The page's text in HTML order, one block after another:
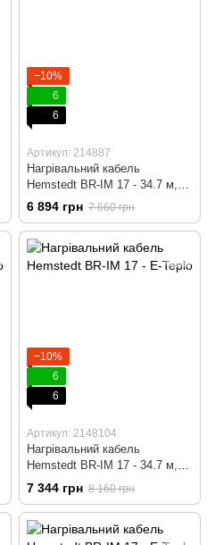
−10%
6
6
Артикул: 214887
Нагрівальний кабель
Hemstedt BR-IM 17 - 34.7 м,
600 вт + механічний
терморегулятор
6 894 грн 7 660 грн
−10%
6
6
Артикул: 2148104
Нагрівальний кабель
Hemstedt BR-IM 17 - 34.7 м,
600 вт + програмований
терморегулятор
7 344 грн 8 160 грн